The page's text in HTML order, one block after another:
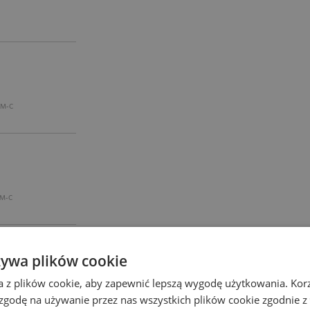
C
C
plików cookie
z plików cookie, aby zapewnić lepszą wygodę użytkowania.
na używanie przez nas wszystkich plików cookie zgodnie